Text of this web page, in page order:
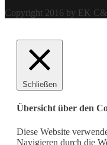
Copyright 2016 by EK
Schließen
Übersicht über den
Diese Website
Navigieren durch die